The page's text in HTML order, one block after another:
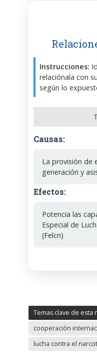
Instrucciones:
relaciónala con
según lo
Causas:
La provisión de
generación y
Efectos:
Potencia las
Especial de
(Felcn)
Temas clave de esta
cooperación
lucha contra el